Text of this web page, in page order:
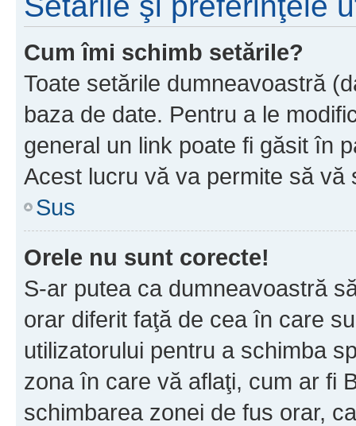
Cum îmi schimb setările?
Toate setările dumneavoastră
baza de date. Pentru a le
general un link poate fi găsit în
Acest lucru vă va permite să vă
Sus
Orele nu sunt corecte!
S-ar putea ca dumneavoastră
orar diferit faţă de cea în care
utilizatorului pentru a schimba
zona în care vă aflaţi, cum ar fi
schimbarea zonei de fus orar,